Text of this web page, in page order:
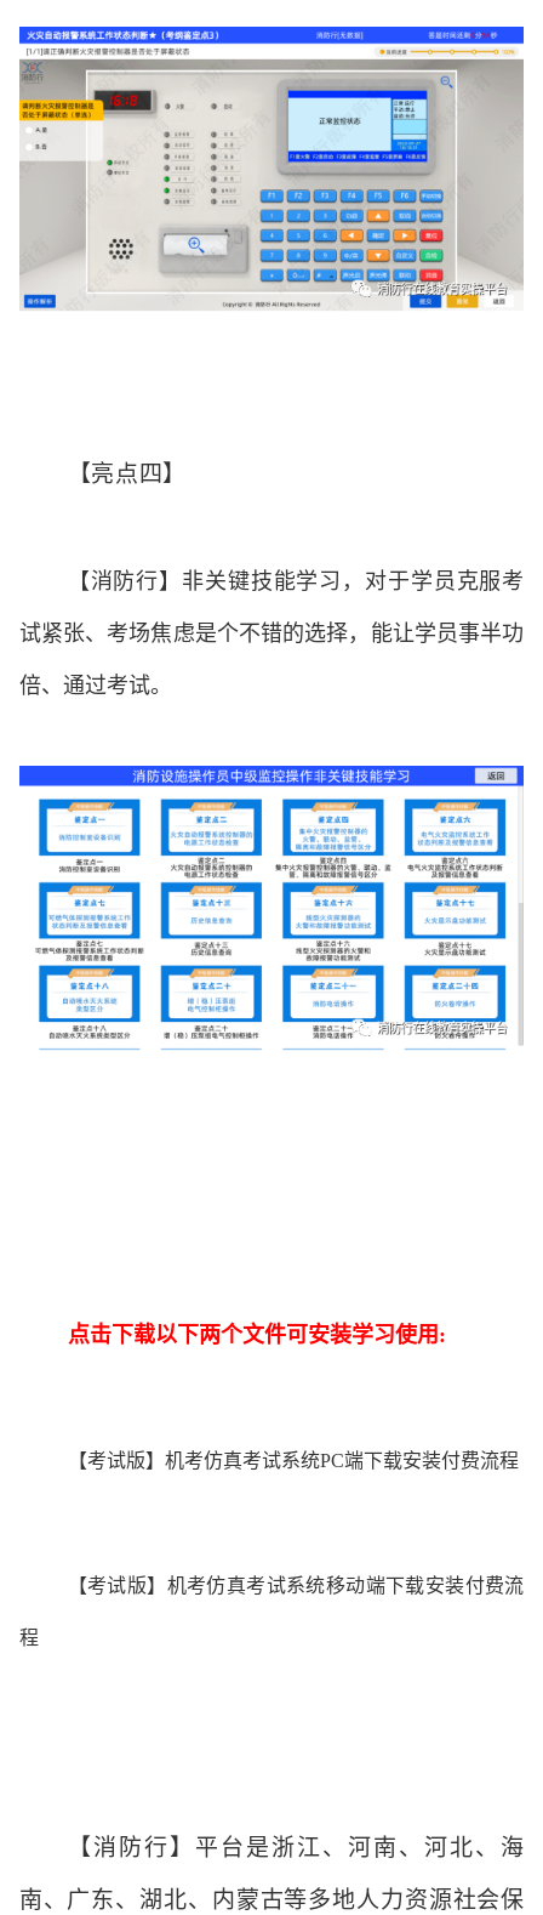
【亮点四】
【消防行】非关键技能学习，对于学员克服考
试紧张、考场焦虑是个不错的选择，能让学员事半功
倍、通过考试。
点击下载以下两个文件可安装学习使用:
【考试版】机考仿真考试系统PC端下载安装付费流程
【考试版】机考仿真考试系统移动端下载安装付费流
程
【消防行】平台是浙江、河南、河北、海
南、广东、湖北、内蒙古等多地人力资源社会保